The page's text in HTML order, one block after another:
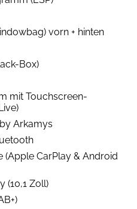
vorn + hinten
Box)
mit Touchscreen-
Arkamys
(Apple CarPlay & Android
(10,1 Zoll)